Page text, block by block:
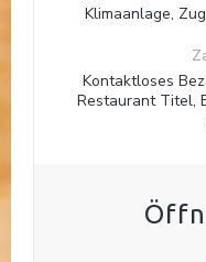
Klimaanlage,
Kontaktloses
Restaurant Titel,